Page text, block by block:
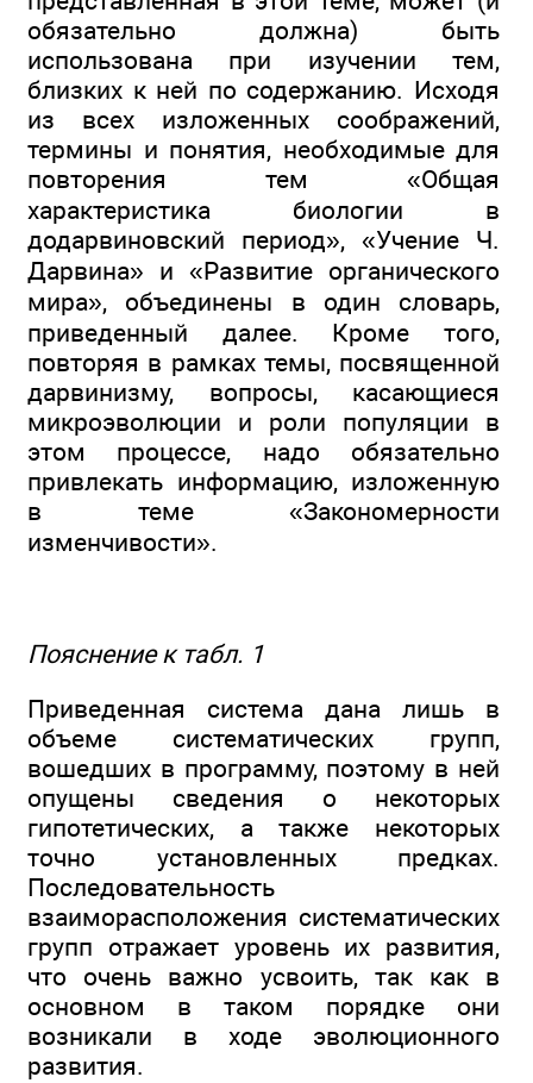
обязательно должна) быть
использована при изучении тем,
близких к ней по содержанию. Исходя
из всех изложенных соображений,
термины и понятия, необходимые для
повторения тем «Общая
характеристика биологии в
додарвиновский период», «Учение Ч.
Дарвина» и «Развитие органического
мира», объединены в один словарь,
приведенный далее. Кроме того,
повторяя в рамках темы, посвященной
дарвинизму, вопросы, касающиеся
микроэволюции и роли популяции в
этом процессе, надо обязательно
привлекать информацию, изложенную
в теме «Закономерности
изменчивости».
Пояснение к табл. 1
Приведенная система дана лишь в
объеме систематических групп,
вошедших в программу, поэтому в ней
опущены сведения о некоторых
гипотетических, а также некоторых
точно установленных предках.
Последовательность
взаиморасположения систематических
групп отражает уровень их развития,
что очень важно усвоить, так как в
основном в таком порядке они
возникали в ходе эволюционного
развития.